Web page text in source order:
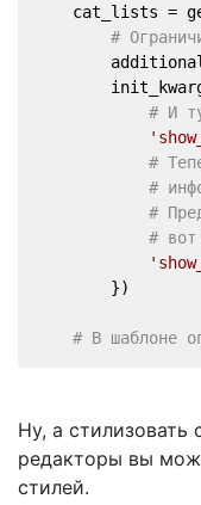
cat_lists =
#
# И
#
#
#
# вот
        })
# В шаблоне
Ну, а стилизовать
редакторы вы
стилей.